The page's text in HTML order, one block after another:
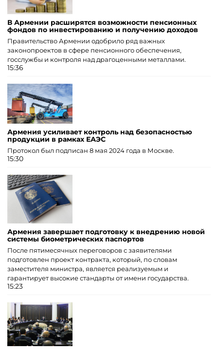
В Армении расширятся возможности пенсионных
фондов по инвестированию и получению доходов
Правительство Армении одобрило ряд важных
законопроектов в сфере пенсионного обеспечения,
госслужбы и контроля над драгоценными металлами.
15:36
Армения усиливает контроль над безопасностью
продукции в рамках ЕАЭС
Протокол был подписан 8 мая 2024 года в Москве.
15:30
Армения завершает подготовку к внедрению новой
системы биометрических паспортов
После пятимесячных переговоров с заявителями
подготовлен проект контракта, который, по словам
заместителя министра, является реализуемым и
гарантирует высокие стандарты от имени государства.
15:23